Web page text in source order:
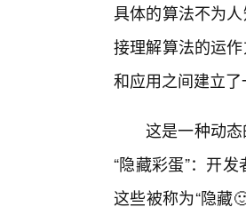
具体的算法不为
接理解算法的运
和应用之间建立了
这是一种动
“隐藏彩蛋”：开
这些被称为“隐藏